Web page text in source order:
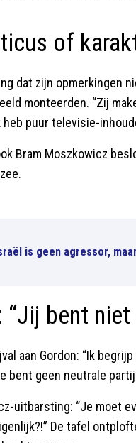
of
dat zijn opmerkingen
monteerden. “Zij
puur televisie-
Bram Moszkowicz
is geen agressor,
bent niet
aan Gordon: “Ik
bent geen neutrale
uitbarsting: “Je moet
De tafel